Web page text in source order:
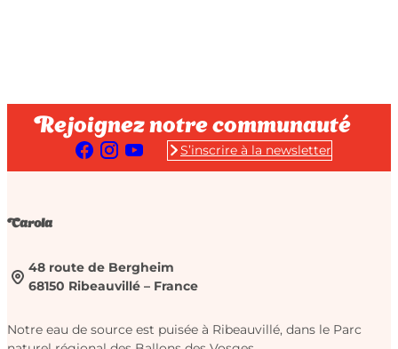
Rejoignez notre communauté
S’inscrire à la newsletter
Carola
48 route de Bergheim
68150 Ribeauvillé – France
Notre eau de source est puisée à Ribeauvillé, dans le Parc